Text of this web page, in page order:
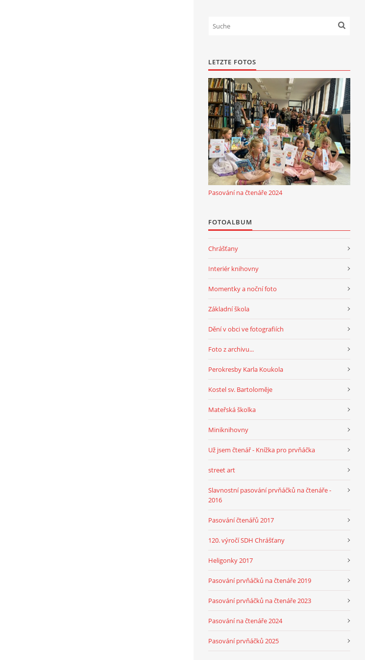
LETZTE FOTOS
Pasování na čtenáře 2024
FOTOALBUM
Chrášťany
Interiér knihovny
Momentky a noční foto
Základní škola
Dění v obci ve fotografiích
Foto z archivu...
Perokresby Karla Koukola
Kostel sv. Bartoloměje
Mateřská školka
Miniknihovny
Už jsem čtenář - Knížka pro prvňáčka
street art
Slavnostní pasování prvňáčků na čtenáře -
2016
Pasování čtenářů 2017
120. výročí SDH Chrášťany
Heligonky 2017
Pasování prvňáčků na čtenáře 2019
Pasování prvňáčků na čtenáře 2023
Pasování na čtenáře 2024
Pasování prvňáčků 2025